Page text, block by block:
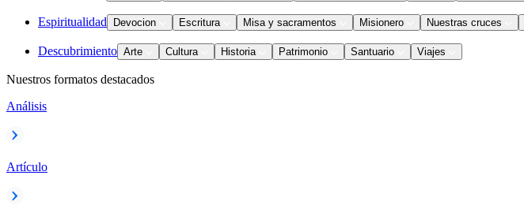
Espiritualidad Devocion Escritura Misa y sacramentos Misionero Nuestras cruces
Descubrimiento Arte Cultura Historia Patrimonio Santuario Viajes
Nuestros formatos destacados
Análisis
Artículo